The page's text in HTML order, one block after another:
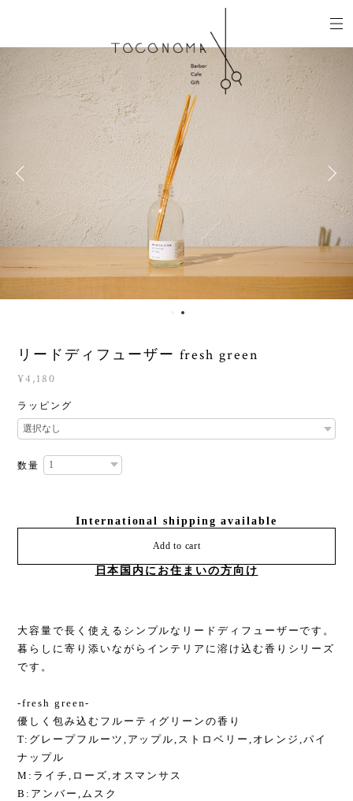
リードディフューザー fresh green
¥4,180
ラッピング
数量
International shipping available
Add to cart
日本国内にお住まいの方向け
大容量で長く使えるシンプルなリードディフューザーです。
暮らしに寄り添いながらインテリアに溶け込む香りシリーズ
です。
-fresh green-
優しく包み込むフルーティグリーンの香り
T:グレープフルーツ,アップル,ストロベリー,オレンジ,パイ
ナップル
M:ライチ,ローズ,オスマンサス
B:アンバー,ムスク